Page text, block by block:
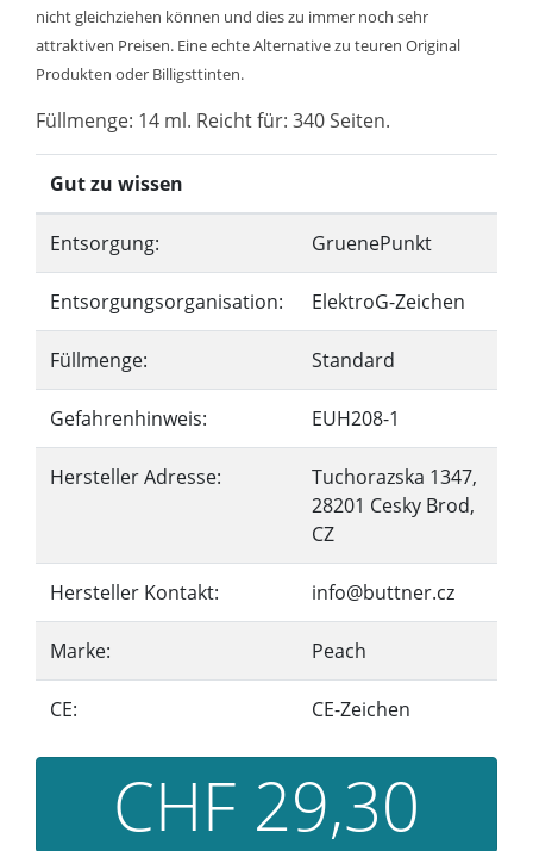
nicht gleichziehen können und dies zu immer noch sehr
attraktiven Preisen. Eine echte Alternative zu teuren Original
Produkten oder Billigsttinten.
Füllmenge: 14 ml. Reicht für: 340 Seiten.
Gut zu wissen
Entsorgung: GruenePunkt
Entsorgungsorganisation: ElektroG-Zeichen
Füllmenge: Standard
Gefahrenhinweis: EUH208-1
Hersteller Adresse:
Tuchorazska 1347,
28201 Cesky Brod,
CZ
Hersteller Kontakt: info@buttner.cz
Marke: Peach
CE: CE-Zeichen
CHF 29,30